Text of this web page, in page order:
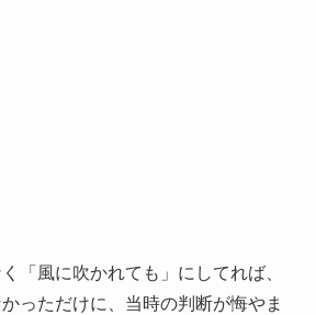
「風に吹かれても」にしてれば、
っただけに、当時の判断が悔やま